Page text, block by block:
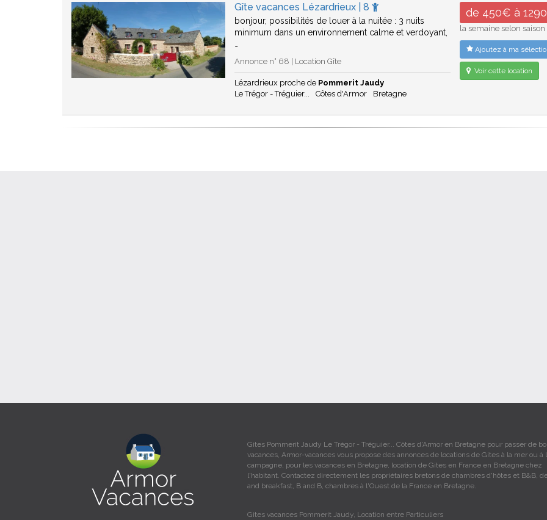
Gîte vacances Lézardrieux | 8
bonjour, possibilités de louer à la nuitée : 3 nuits
minimum dans un environnement calme et verdoyant,
Annonce n° 68 | Location Gîte
Lézardrieux proche de Pommerit Jaudy
Le Trégor - Tréguier...
Côtes d'Armor Bretagne
de 450€ à
la semaine selon saison
Ajoutez à ma
Voir cette location
Gites Pommerit Jaudy Le Trégor - Tréguier... Côtes d'Armor en Bretagne pour passer de
vacances, Armor-vacances vous propose des annonces de locations de Gites à la mer ou à
campagne, pour les vacances en Bretagne, location de Gites en France en Bretagne chez
l'habitant. Contactez directement les propriétaires bretons de chambres d'hôtes et B&B,
and breakfast, B and B, chambres à l'Ouest de la France en Bretagne.
Gites vacances Pommerit Jaudy, Location entre Particuliers